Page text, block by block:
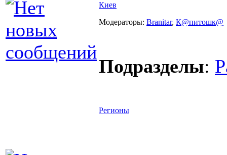
Киев
Модераторы: Branitar, К@питошк@
Подразделы:
Регионы